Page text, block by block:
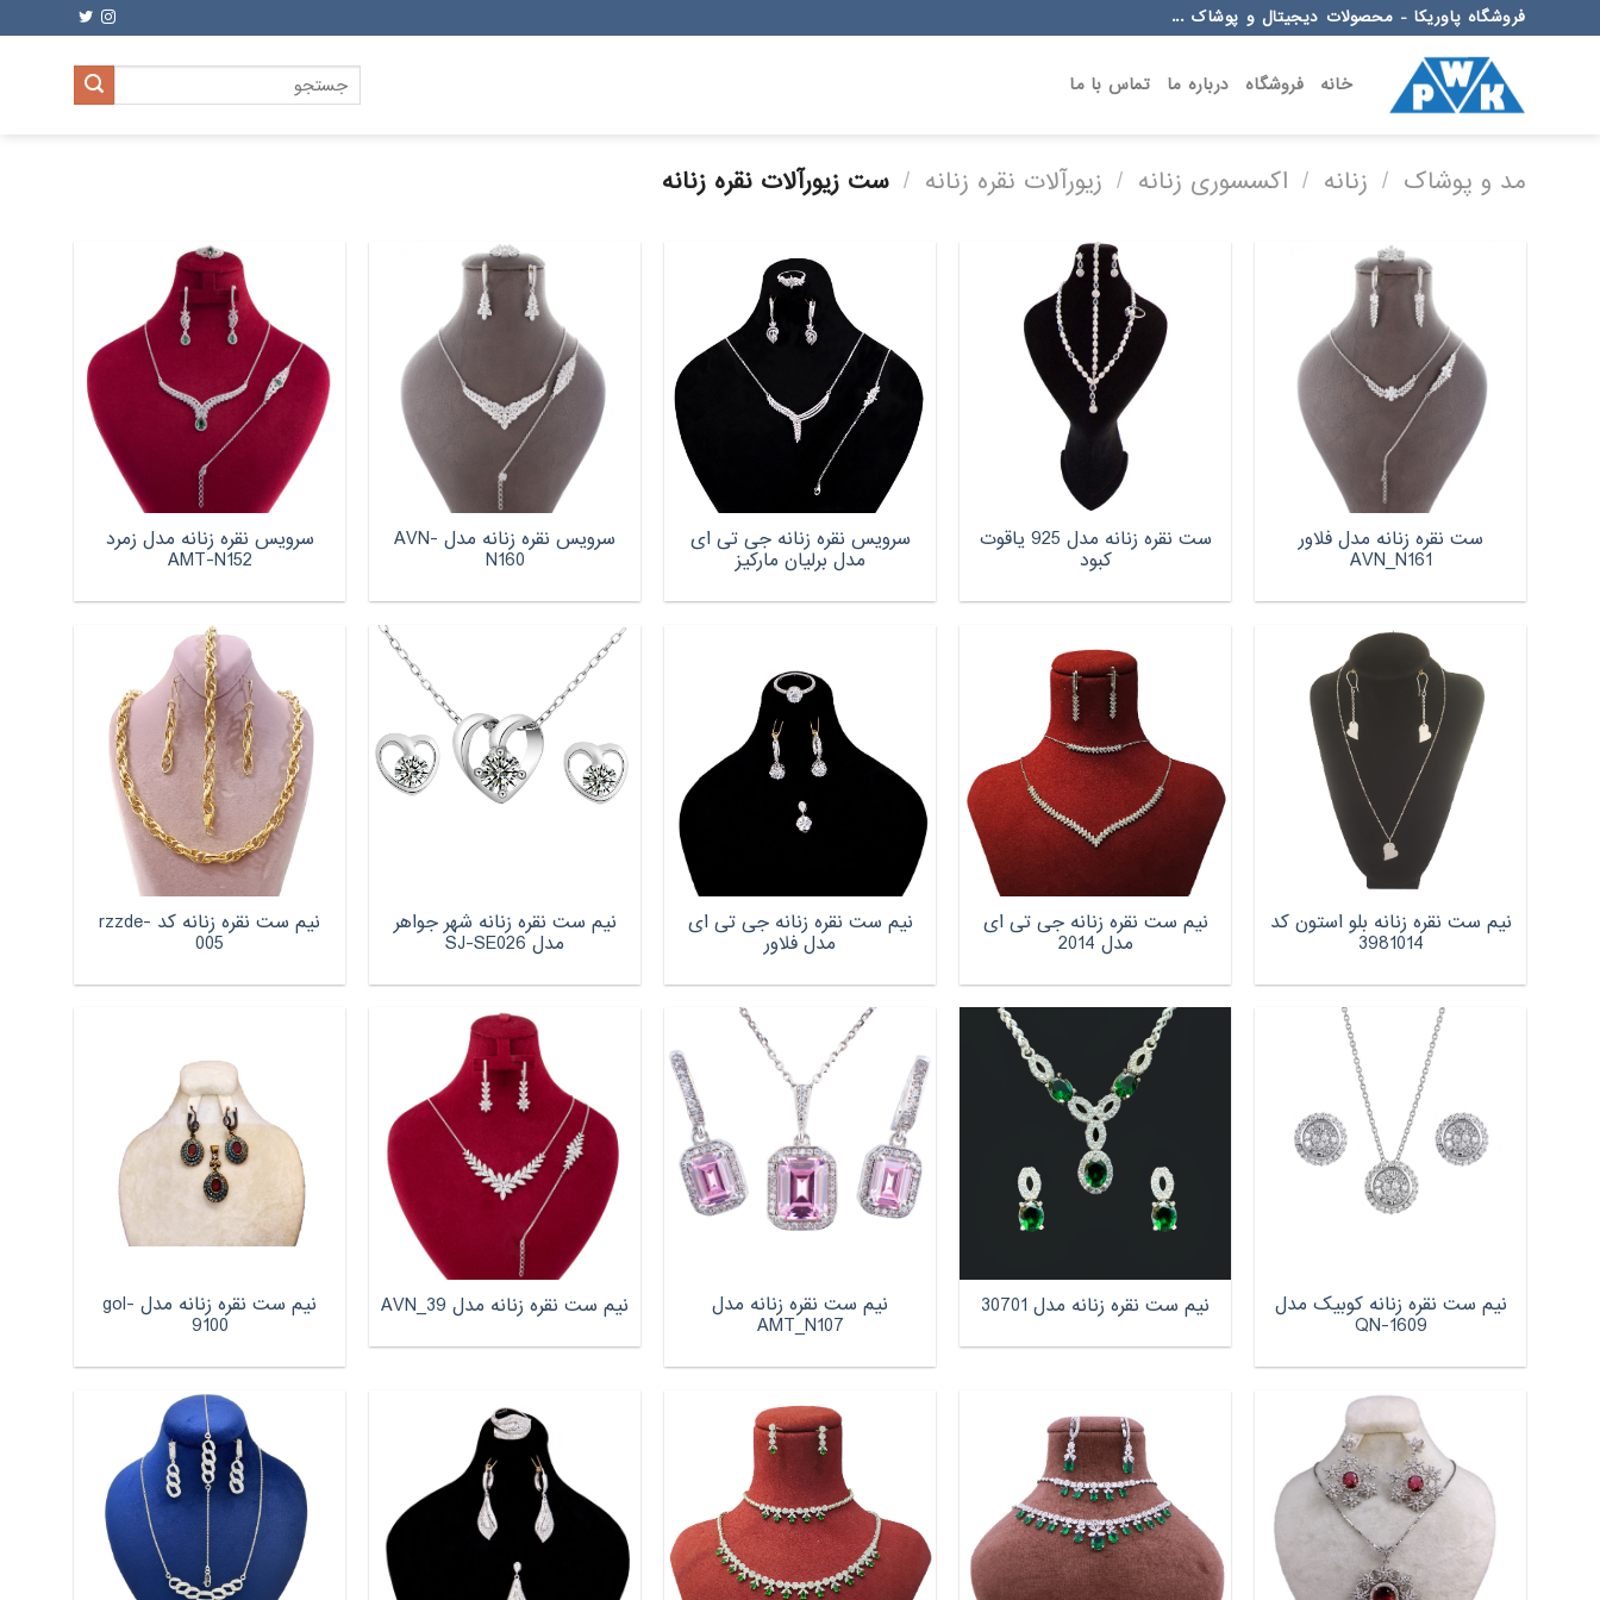
to
فروشگاه پاوریکا - محصولات دیجیتال و پوشاک ...
خانه فروشگاه درباره ما تماس با ما
جستجو
برای:
مد و پوشاک / زنانه / اکسسوری زنانه / زیورآلات نقره زنانه / ست زیورآلات نقره زنانه
ست نقره زنانه مدل فلاور
AVN_N161
ست نقره زنانه مدل 925 یاقوت
کبود
سرویس نقره زنانه جی تی ای
مدل برلیان مارکیز
سرویس نقره زنانه مدل AVN-
N160
سرویس نقره زنانه مدل زمرد
AMT-N152
نیم ست نقره زنانه بلو استون کد
3981014
نیم ست نقره زنانه جی تی ای
مدل 2014
نیم ست نقره زنانه جی تی ای
مدل فلاور
نیم ست نقره زنانه شهر جواهر
مدل SJ-SE026
نیم ست نقره زنانه کد rzzde-
005
نیم ست نقره زنانه کوبیک مدل
QN-1609
نیم ست نقره زنانه مدل 30701 نیم ست نقره زنانه مدل
AMT_N107
نیم ست نقره زنانه مدل AVN_39 نیم ست نقره زنانه مدل gol-
9100